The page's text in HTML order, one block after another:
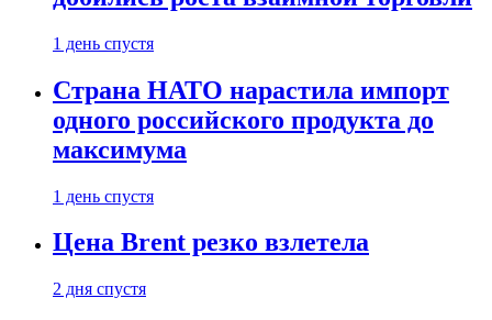
1 день спустя
Страна НАТО нарастила импорт
одного российского продукта до
максимума
1 день спустя
Цена Brent резко взлетела
2 дня спустя